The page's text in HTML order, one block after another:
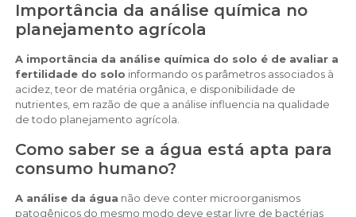
Importância da análise química no
planejamento agrícola
A importância da análise química do solo é de avaliar a
fertilidade do solo informando os parâmetros associados à
acidez, teor de matéria orgânica, e disponibilidade de
nutrientes, em razão de que a análise influencia na qualidade
de todo planejamento agrícola.
Como saber se a água está apta para
consumo humano?
A análise da água não deve conter microorganismos
patogênicos do mesmo modo deve estar livre de bactérias